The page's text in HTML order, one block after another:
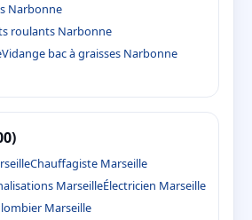
Narbonne
roulants Narbonne
Vidange bac à graisses Narbonne
Chauffagiste Marseille
MarseilleÉlectricien Marseille
Marseille